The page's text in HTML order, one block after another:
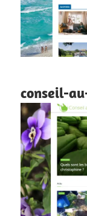
conseil-